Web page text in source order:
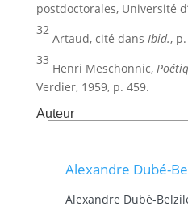
postdoctorales, Université
32
Artaud, cité dans Ibid.,
33
Henri Meschonnic,
Verdier, 1959, p. 459.
Auteur
Alexandre Dubé-
Alexandre Dubé-